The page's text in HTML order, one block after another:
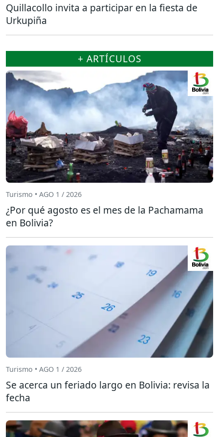
Quillacollo invita a participar en la fiesta de
Urkupiña
+ ARTÍCULOS
Turismo • AGO 1 / 2026
¿Por qué agosto es el mes de la Pachamama
en Bolivia?
Turismo • AGO 1 / 2026
Se acerca un feriado largo en Bolivia: revisa la
fecha